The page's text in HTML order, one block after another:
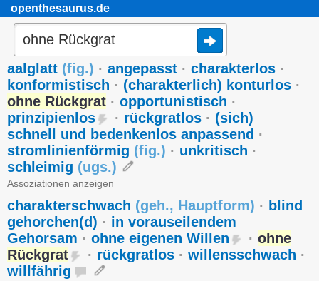
openthesaurus.de
aalglatt (fig.) · angepasst · charakterlos ·
konformistisch · (charakterlich) konturlos ·
ohne Rückgrat · opportunistisch ·
prinzipienlos
· rückgratlos · (sich)
schnell und bedenkenlos anpassend ·
stromlinienförmig (fig.) · unkritisch ·
schleimig (ugs.)
Assoziationen anzeigen
charakterschwach (geh., Hauptform) · blind
gehorchen(d) · in vorauseilendem
Gehorsam · ohne eigenen Willen · ohne
Rückgrat
· rückgratlos · willensschwach ·
willfährig